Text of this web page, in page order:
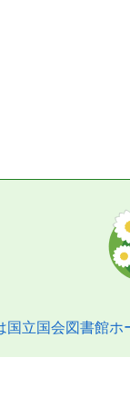
国立国会図書館ホ